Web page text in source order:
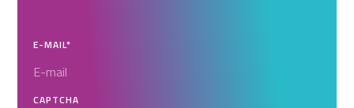
E-MAIL*
CAPTCHA